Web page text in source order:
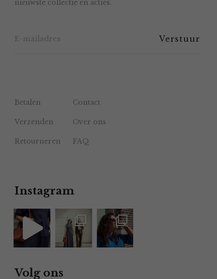
nieuwste collectie en acties.
Betalen Contact
Verzenden Over ons
Retourneren FAQ
Instagram
Volg ons